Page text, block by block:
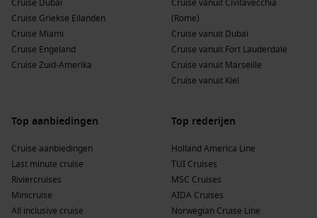
Cruise Dubai
Cruise Griekse Eilanden
Cruise Miami
Cruise Engeland
Cruise Zuid-Amerika
Cruise vanuit Civitavecchia
(Rome)
Cruise vanuit Dubai
Cruise vanuit Fort Lauderdale
Cruise vanuit Marseille
Cruise vanuit Kiel
Top aanbiedingen
Cruise aanbiedingen
Last minute cruise
Riviercruises
Minicruise
All inclusive cruise
Top rederijen
Holland America Line
TUI Cruises
MSC Cruises
AIDA Cruises
Norwegian Cruise Line